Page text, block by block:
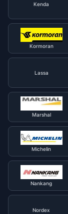
Kenda
Kormoran
Lassa
Marshal
Michelin
Nankang
Nordex